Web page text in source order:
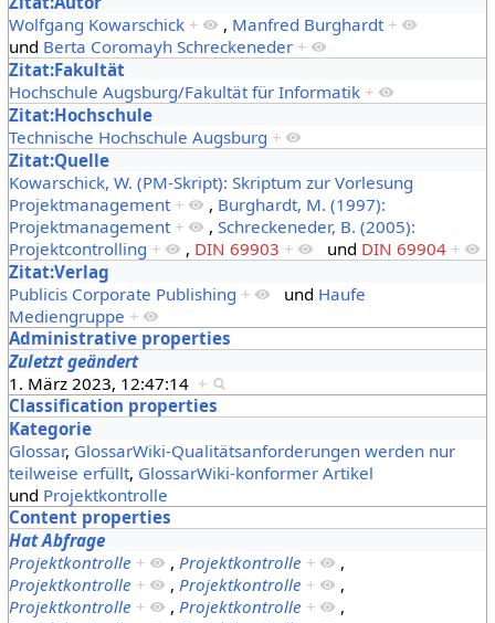
Wolfgang Kowarschick + , Manfred Burghardt +
und Berta Coromayh Schreckeneder +
Zitat:Fakultät
Hochschule Augsburg/Fakultät für Informatik +
Zitat:Hochschule
Technische Hochschule Augsburg +
Zitat:Quelle
Kowarschick, W. (PM-Skript): Skriptum zur Vorlesung
Projektmanagement + , Burghardt, M. (1997):
Projektmanagement + , Schreckeneder, B. (2005):
Projektcontrolling + , DIN 69903 + und DIN 69904 +
Zitat:Verlag
Publicis Corporate Publishing + und Haufe
Mediengruppe +
Administrative properties
Zuletzt geändert
1. März 2023, 12:47:14 +
Classification properties
Kategorie
Glossar, GlossarWiki-Qualitätsanforderungen werden nur
teilweise erfüllt, GlossarWiki-konformer Artikel
und Projektkontrolle
Content properties
Hat Abfrage
Projektkontrolle + , Projektkontrolle +
,
Projektkontrolle + , Projektkontrolle +
,
Projektkontrolle + , Projektkontrolle +
,